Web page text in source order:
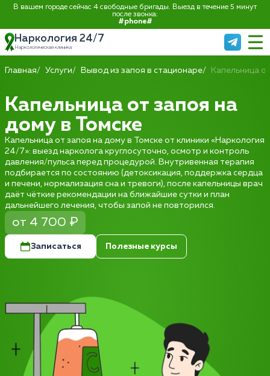
В вашем городе сейчас 4 свободные бригады. Выезд в течение 5 минут
после звонка:
#phone#
Наркология 24/7
Наркологическая клиника
Главная Услуги Вывод из запоя в стационаре Капельница
Капельница от запоя на
дому в Томске
Капельница от запоя на дому в Томске от клиники «Наркология
24/7»: выезд нарколога круглосуточно, осмотр и контроль
давления/пульса перед процедурой. Внутривенная терапия
подбирается по состоянию (детоксикация, поддержка сердца
и печени, нормализация сна и тревоги), после капельницы врач
даёт чёткие рекомендации на ближайшие сутки и план
дальнейшего лечения, чтобы запой не повторился.
от 4 700 ₽
Записаться Полезные курсы